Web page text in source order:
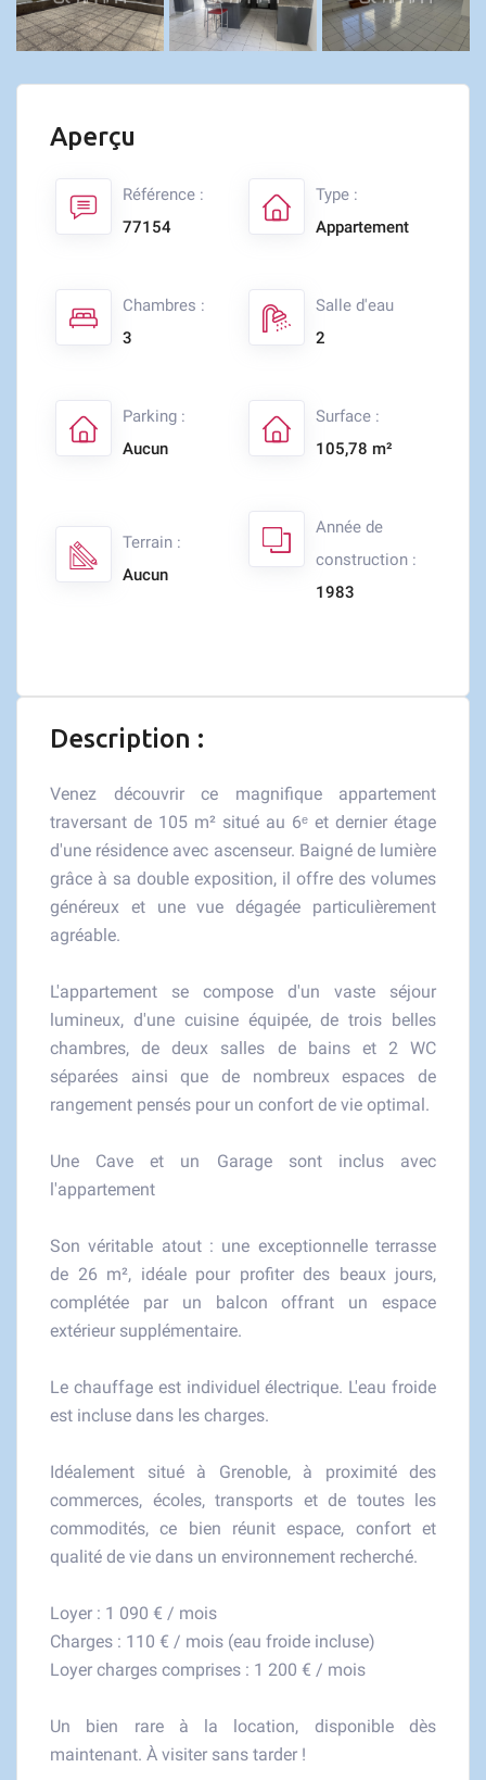
Aperçu
Référence :
77154
Type :
Appartement
Chambres :
3
Salle d'eau
2
Parking :
Aucun
Surface :
105,78 m²
Terrain :
Aucun
Année de
construction :
1983
Description :
Venez découvrir ce magnifique appartement
traversant de 105 m² situé au 6ᵉ et dernier étage
d'une résidence avec ascenseur. Baigné de lumière
grâce à sa double exposition, il offre des volumes
généreux et une vue dégagée particulièrement
agréable.
L'appartement se compose d'un vaste séjour
lumineux, d'une cuisine équipée, de trois belles
chambres, de deux salles de bains et 2 WC
séparées ainsi que de nombreux espaces de
rangement pensés pour un confort de vie optimal.
Une Cave et un Garage sont inclus avec
l'appartement
Son véritable atout : une exceptionnelle terrasse
de 26 m², idéale pour profiter des beaux jours,
complétée par un balcon offrant un espace
extérieur supplémentaire.
Le chauffage est individuel électrique. L'eau froide
est incluse dans les charges.
Idéalement situé à Grenoble, à proximité des
commerces, écoles, transports et de toutes les
commodités, ce bien réunit espace, confort et
qualité de vie dans un environnement recherché.
Loyer : 1 090 € / mois
Charges : 110 € / mois (eau froide incluse)
Loyer charges comprises : 1 200 € / mois
Un bien rare à la location, disponible dès
maintenant. À visiter sans tarder !